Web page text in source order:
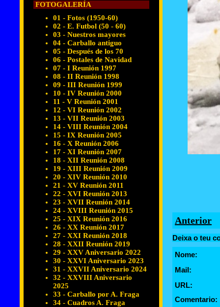
FOTOGALERÍA
01 - Fotos (1950-60)
02 - E. Futbol (50 - 60)
03 - Nuestros mayores
04 - Carballo antiguo
05 - Después de los 70
06 - Postales de Navidad
07 - I Reunión 1997
08 - II Reunión 1998
09 - III Reunión 1999
10 - IV Reunión 2000
11 - V Reunión 2001
12 - VI Reunión 2002
13 - VII Reunión 2003
14 - VIII Reunión 2004
15 - IX Reunión 2005
16 - X Reunión 2006
17 - XI Reunión 2007
18 - XII Reunión 2008
19 - XIII Reunión 2009
20 - XIV Reunión 2010
21 - XV Reunión 2011
22 - XVI Reunión 2013
23 - XVII Reunión 2014
24 - XVIII Reunión 2015
25 - XIX Reunión 2016
26 - XX Reunión 2017
27 - XXI Reunión 2018
28 - XXII Reunión 2019
29 - XXV Aniversario 2022
30 - XXVI Aniversario 2023
31 - XXVII Aniversario 2024
32 - XXVIII Aniversario
2025
33 - Carballo por A. Fraga
34 - Cuadros A. Fraga
Anterior
Deixa o teu
Nome:
Mail:
URL:
Comentario: